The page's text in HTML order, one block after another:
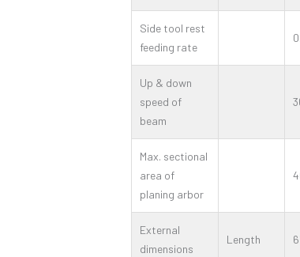
Side tool rest
feeding rate
Up & down
speed of
beam
Max. sectional
area of
planing arbor
External
dimensions
Length